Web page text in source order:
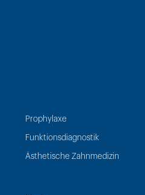
Prophylaxe
Funktionsdiagnostik
Ästhetische Zahnmedizin